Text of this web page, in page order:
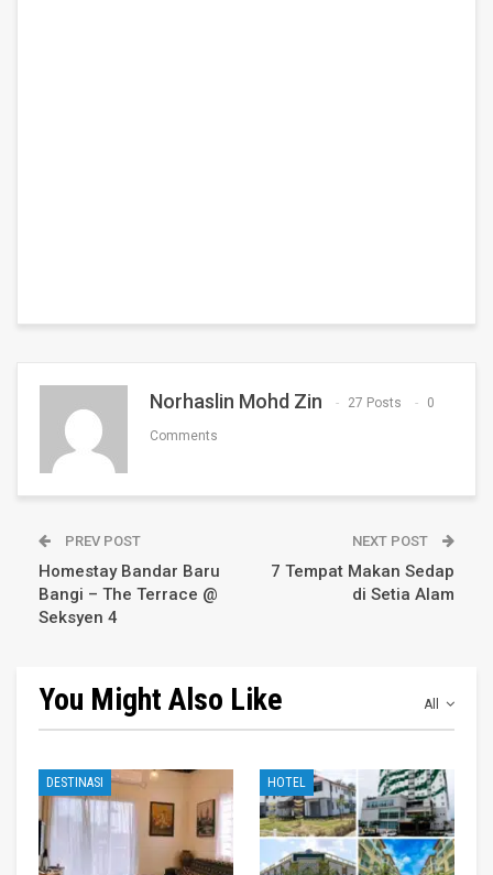
Norhaslin Mohd Zin 27 Posts 0
Comments
PREV POST
Homestay Bandar Baru
Bangi – The Terrace @
Seksyen 4
NEXT POST
7 Tempat Makan Sedap
di Setia Alam
All
You Might Also Like
DESTINASI HOTEL